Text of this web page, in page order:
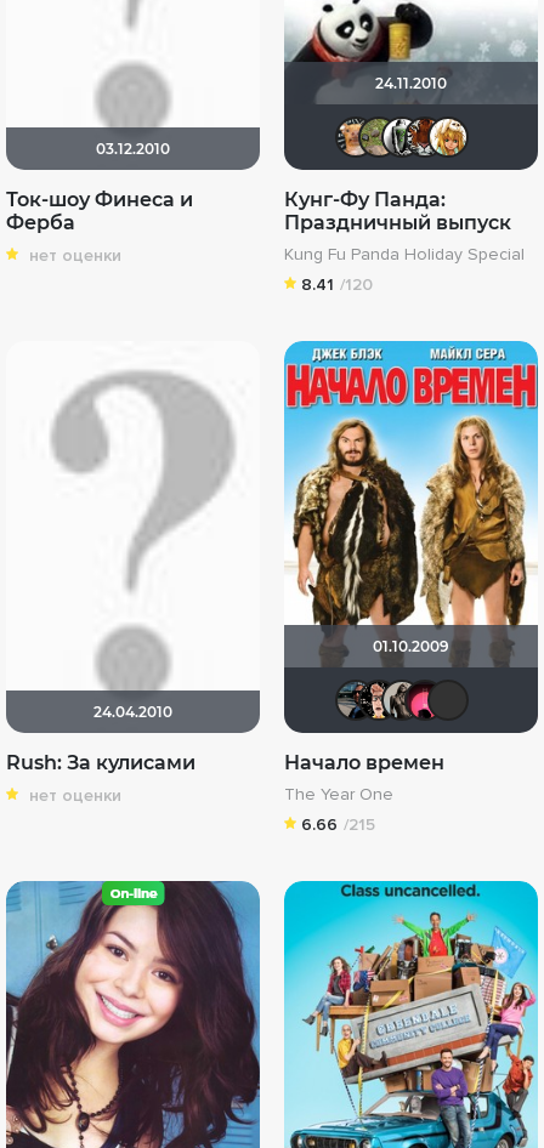
03.12.2010
Ток-шоу Финеса и
Ферба
нет оценки
24.11.2010
Кунг-Фу Панда:
Праздничный выпуск
Kung Fu Panda Holiday Special
8.41 /120
24.04.2010
Rush: За кулисами
нет оценки
01.10.2009
Seed
Начало времен
The Year One
6.66 /215